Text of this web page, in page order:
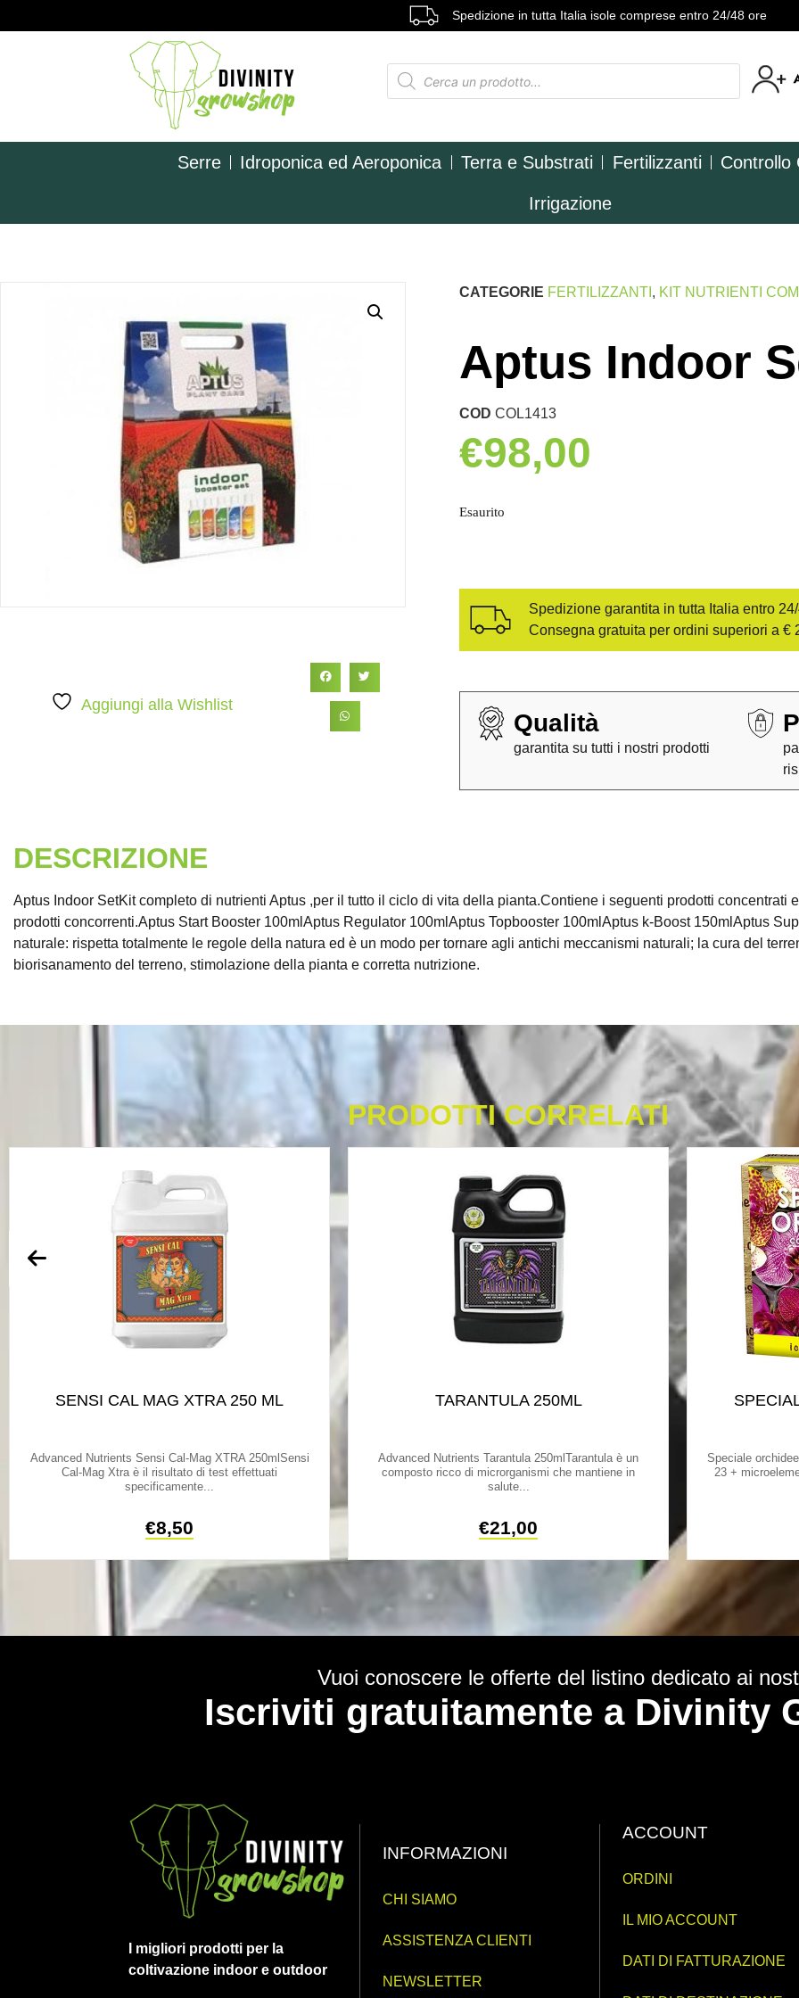
Spedizione in tutta Italia isole comprese entro 24/48 ore
Serre Idroponica ed Aeroponica Terra e Substrati Fertilizzanti Controllo
Irrigazione
Aggiungi alla Wishlist
CATEGORIE FERTILIZZANTI , KIT NUTRIENTI
Aptus Indoor
CODCOL1413
€98,00
Esaurito
Spedizione garantita in tutta Italia entro
Consegna gratuita per ordini superiori a €
Qualità
garantita su tutti i nostri prodotti
DESCRIZIONE
Aptus Indoor SetKit completo di nutrienti Aptus ,per il tutto il ciclo di vita della pianta.Contiene i seguenti prodotti concentrati
prodotti concorrenti.Aptus Start Booster 100mlAptus Regulator 100mlAptus Topbooster 100mlAptus k-Boost 150mlAptus
naturale: rispetta totalmente le regole della natura ed è un modo per tornare agli antichi meccanismi naturali; la cura del
biorisanamento del terreno, stimolazione della pianta e corretta nutrizione.
PRODOTTI CORRELATI
SENSI CAL MAG XTRA 250 ML
Advanced Nutrients Sensi Cal-Mag XTRA 250mlSensi
Cal-Mag Xtra è il risultato di test effettuati
specificamente...
€8,50
TARANTULA 250ML
Advanced Nutrients Tarantula 250mlTarantula è un
composto ricco di microrganismi che mantiene in
salute...
€21,00
Speciale
23 +
Vuoi conoscere le offerte del listino dedicato ai
Iscriviti gratuitamente a Divinity
I migliori prodotti per la
coltivazione indoor e outdoor
INFORMAZIONI
CHI SIAMO
ASSISTENZA CLIENTI
NEWSLETTER
ACCOUNT
ORDINI
IL MIO ACCOUNT
DATI DI FATTURAZIONE